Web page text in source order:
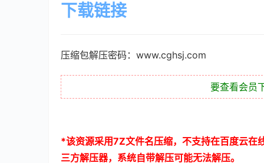
下载链接
压缩包解压密码：www.cghsj.com
要查看会员
*该资源采用7Z文件名压缩，不支持在百度云在
三方解压器，系统自带解压可能无法解压。